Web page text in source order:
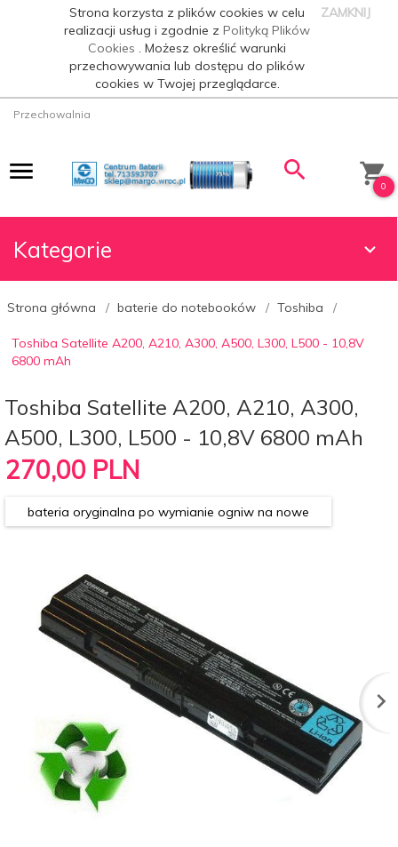
Strona korzysta z plików cookies w celu
realizacji usług i zgodnie zPolityką Plików
Cookies. Możesz określić warunki
przechowywania lub dostępu do plików
cookies w Twojej przeglądarce.
ZAMKNIJ
Przechowalnia
0
Kategorie
Strona główna baterie do notebooków Toshiba
Toshiba Satellite A200, A210, A300, A500, L300, L500 - 10,8V
6800 mAh
Toshiba Satellite A200, A210, A300,
A500, L300, L500 - 10,8V 6800 mAh
270,00 PLN
bateria oryginalna po wymianie ogniw na nowe